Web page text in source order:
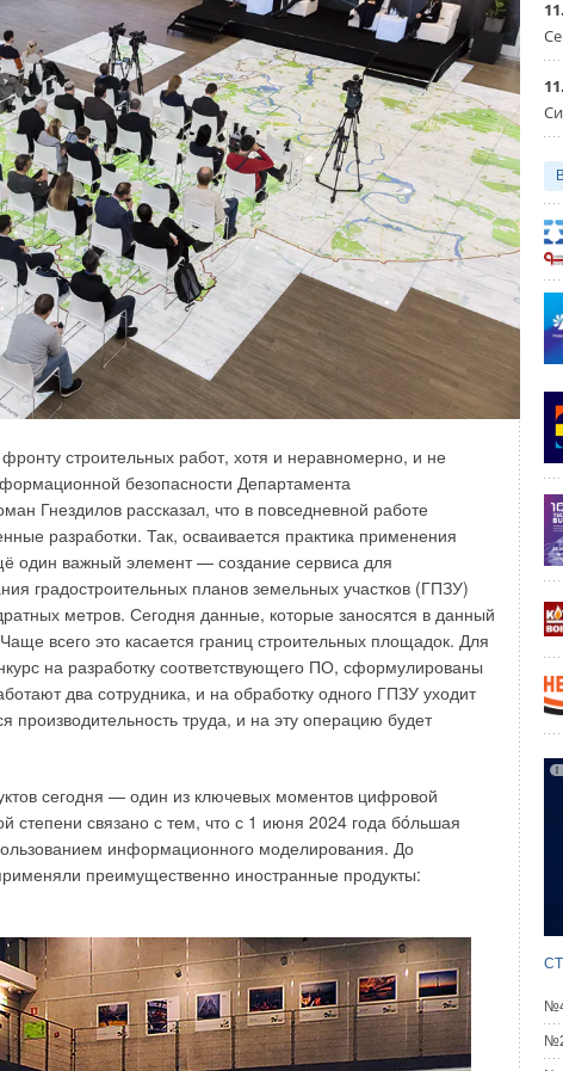
строительных работ, хотя и неравномерно, и не
безопасности Департамента
Гнездилов рассказал, что в повседневной работе
разработки. Так, осваивается практика применения
один важный элемент — создание сервиса для
градостроительных планов земельных участков (ГПЗУ)
метров. Сегодня данные, которые заносятся в данный
всего это касается границ строительных площадок. Для
на разработку соответствующего ПО, сформулированы
два сотрудника, и на обработку одного ГПЗУ уходит
труда, и на эту операцию будет
сегодня — один из ключевых моментов цифровой
степени связано с тем, что с 1 июня 2024 года бóльшая
информационного моделирования. До
преимущественно иностранные продукты:
огромного количества данных. Для её безопасности
отечественные технологии, а сами данные
инструментов?
под санкции и не заблокированы, но для дальнейшего
быть предоставлены в определённых форматах. Сейчас
И надо понимать, что для экспорта в этот формат
форматы. То есть сфера BIM/ТИМ сейчас
непрерывный процесс, в силу того что технологии
для регулирования в области создания информационных
Событие, которого мы ждём, — внедрение
(ЕСИМ), в разработке которых ГК «СиСофт»
«СиСофт» как один из создателей рынка
предприятиям промышленного и гражданского
ситуацию, в некоторой степени — просто следовали
и всё это помогло нам очень своевременно создать такое
что в случае с импортным программным обеспечением
проектирование, качественный электронный
модели для мониторинга и прогнозирования на всех
до вывода из эксплуатации. Более того, мы
программных продуктов Model Studio CS
информационной поддержки основных бизнес-процессов